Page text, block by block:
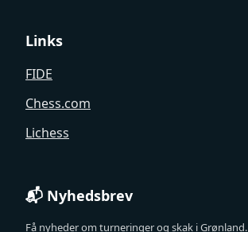
Links
FIDE
Chess.com
Lichess
📬 Nyhedsbrev
Få nyheder om turneringer og skak i Grønland.